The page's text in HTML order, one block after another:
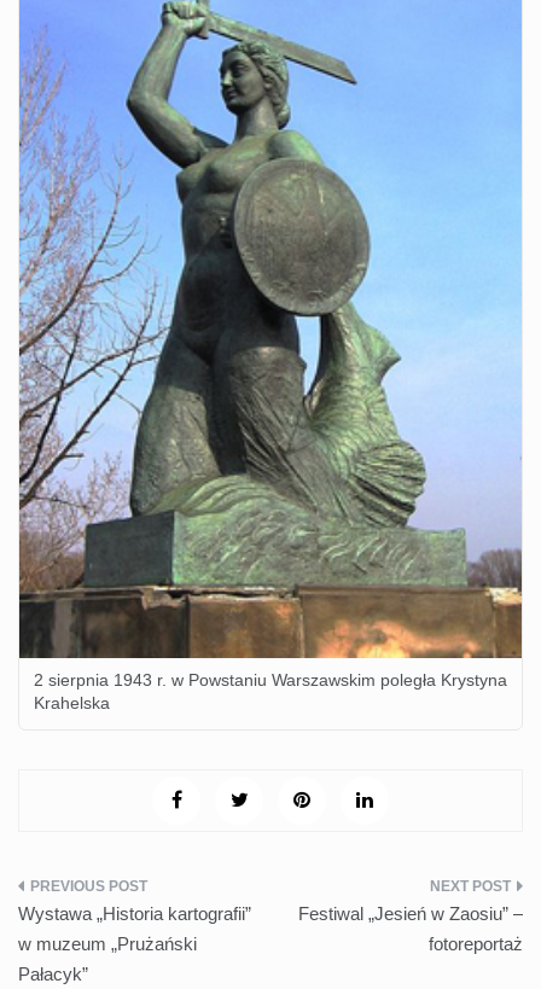
2 sierpnia 1943 r. w Powstaniu Warszawskim poległa Krystyna
Krahelska
Nawigacja
wpisu
Wystawa „Historia kartografii”
w muzeum „Prużański
Pałacyk”
Festiwal „Jesień w Zaosiu” –
fotoreportaż